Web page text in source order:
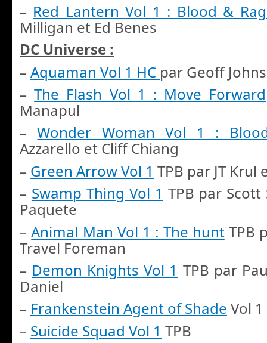
– Red Lantern Vol 1 : Blood &
Milligan et Ed Benes
DC Universe :
– Aquaman Vol 1 HC par Geoff
–The Flash Vol 1 : Move Forward
Manapul
–Wonder Woman Vol 1 :
Azzarello et Cliff Chiang
– Green Arrow Vol 1 TPB par JT Krul
– Swamp Thing Vol 1 TPB par
Paquete
–Animal Man Vol 1 : The huntTPB
Travel Foreman
– Demon Knights Vol 1 TPB par
Daniel
– Frankenstein Agent of Shade Vol 1
– Suicide Squad Vol 1 TPB